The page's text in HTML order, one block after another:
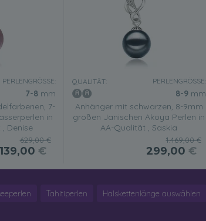
PERLENGRÖSSE:
7-8mm
7-
in
Denise
629,00 €
139,00 €
QUALITÄT: PERLENGRÖSSE:
8-9mm
Anhänger mit schwarzen, 8-9mm
großen Janischen Akoya Perlen in
AA-Qualität , Saskia
1.469,00 €
299,00 €
Tahitiperlen Halskettenlänge auswählen